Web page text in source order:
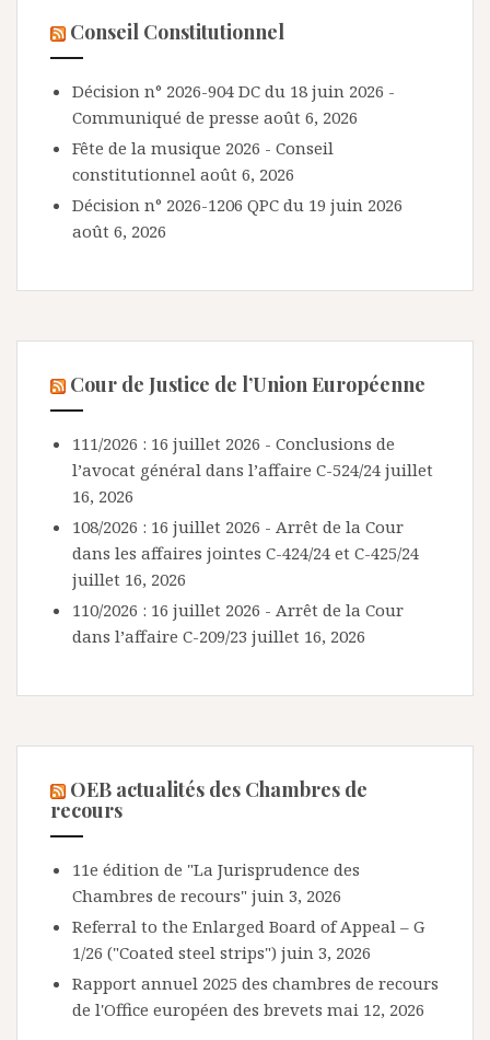
Conseil Constitutionnel
Décision n° 2026-904 DC du 18 juin 2026 -
Communiqué de presse août 6, 2026
Fête de la musique 2026 - Conseil
constitutionnel août 6, 2026
Décision n° 2026-1206 QPC du 19 juin 2026
août 6, 2026
Cour de Justice de l’Union Européenne
111/2026 : 16 juillet 2026 - Conclusions de
l’avocat général dans l’affaire C-524/24 juillet
16, 2026
108/2026 : 16 juillet 2026 - Arrêt de la Cour
dans les affaires jointes C-424/24 et C-425/24
juillet 16, 2026
110/2026 : 16 juillet 2026 - Arrêt de la Cour
dans l’affaire C-209/23 juillet 16, 2026
OEB actualités des Chambres de
recours
11e édition de "La Jurisprudence des
Chambres de recours" juin 3, 2026
Referral to the Enlarged Board of Appeal – G
1/26 ("Coated steel strips") juin 3, 2026
Rapport annuel 2025 des chambres de recours
de l'Office européen des brevets mai 12, 2026